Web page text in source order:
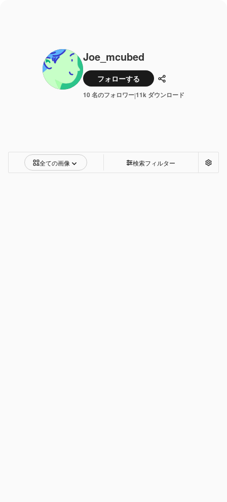
Joe_mcubed
フォローする 共有
10 名のフォロワー|11k ダウンロード
全ての画像 検索フィルター